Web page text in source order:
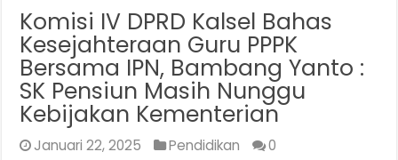
Komisi IV DPRD Kalsel Bahas
Kesejahteraan Guru PPPK
Bersama IPN, Bambang Yanto :
SK Pensiun Masih Nunggu
Kebijakan Kementerian
Januari 22, 2025 Pendidikan 0